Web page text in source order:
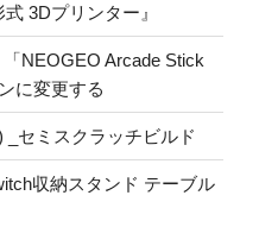
3Dプリンター』
NEOGEO Arcade Stick
に変更する
_セミスクラッチビルド
収納スタンド テーブル